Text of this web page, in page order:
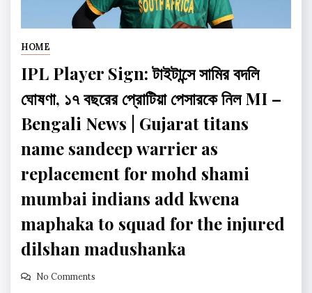
HOME
IPL Player Sign: টাইটান্সে সামির বদলি
ঘোষণা, ১৭ বছরের প্রোটিয়া পেসারকে নিল MI –
Bengali News | Gujarat titans
name sandeep warrier as
replacement for mohd shami
mumbai indians add kwena
maphaka to squad for the injured
dilshan madushanka
No Comments